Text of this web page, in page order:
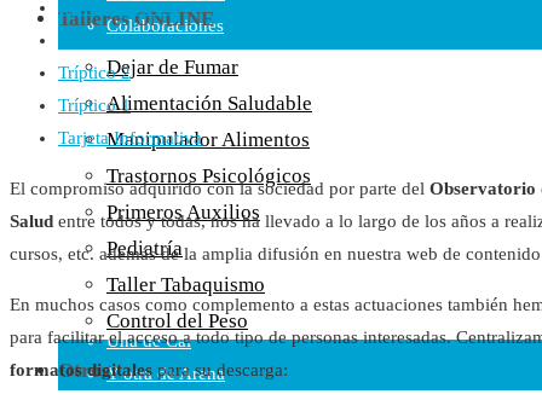
Colaboraciones
Cartas al Director
Vídeos
Audio
Cara Oscura Sanidad
Humor
Cal y Arena
Una de Cal
Y otra de Arena
Talleres ONLINE
Dejar de Fumar
Alimentación Saludable
Manipulador Alimentos
Trastornos Psicológicos
Primeros Auxilios
Pediatría
Taller Tabaquismo
Control del Peso
Otros
Libro Covid-19
Tríptico 3
Tríptico 2
Tríptico 1
Tarjeta Informativa
El compromiso adquirido con la sociedad por parte del Observatorio
Salud entre todos y todas, nos ha llevado a lo largo de los años a
cursos, etc. además de la amplia difusión en nuestra web de
En muchos casos como complemento a estas actuaciones también
para facilitar el acceso a todo tipo de personas interesadas.
formatos digitales para su descarga: